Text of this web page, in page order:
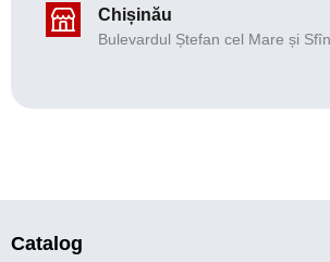
Chișinău
Bulevardul Ștefan cel Mare și
Catalog